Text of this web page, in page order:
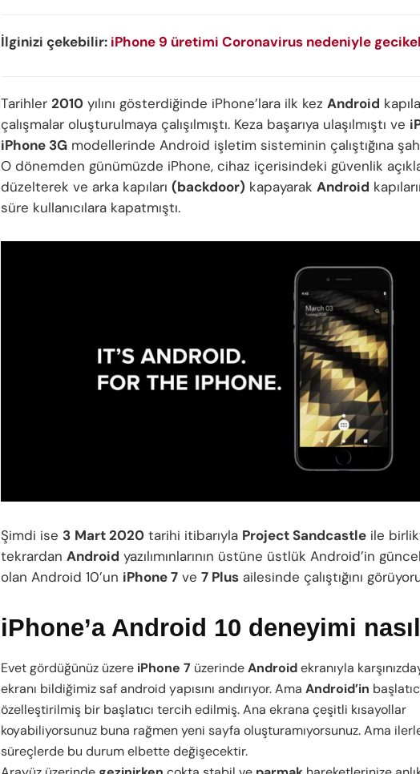
İlginizi çekebilir: iPhone 9 üretimi Coronavirus nedeniyle
Tarihler 2010 yılını gösterdiğinde iPhone’lara ilk kez Android
çalışmalar oluşturulmaya çalışılmıştı. Keza başarıya ulaşılmıştı ve
iPhone 3G modellerinde Android işletim sisteminin çalıştığına
O dönemden günümüzde iPhone, cihaz içerisindeki güvenlik
düzelterek ve arka kapıları (backdoor) kapayarak Android
süre kullanıcılara kapatmıştı.
Şimdi ise 3 Mart 2020 tarihi itibarıyla Project Sandcastle ile
tekrardan Android yazılımınlarının üstüne üstlük Android’in
olan Android 10’un iPhone 7 ve 7 Plus ailesinde çalıştığını
iPhone’a Android 10 deneyimi
Evet gördüğünüz üzere iPhone 7 üzerindeAndroidekranıyla
ekranı bildiğimiz saf android yapısını andırıyor. Ama Android’in
özelleştirilmiş bir başlatıcı tercih edilmiş. Ana ekrana çeşitli kısayollar
koyabiliyorsunuz buna rağmen yeni sayfa oluşturamıyorsunuz. Ama
süreçlerde bu durum elbette değişecektir.